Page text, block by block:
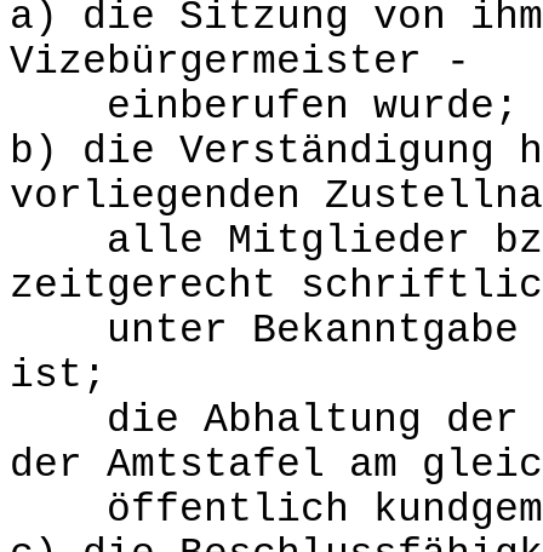
a) die Sitzung von
Vizebürgermeister -
einberufen wurde;
b) die Verständigung
vorliegenden
alle Mitglieder
zeitgerecht schriftlich
unter Bekanntgabe
ist;
die Abhaltung der
der Amtstafel am
öffentlich